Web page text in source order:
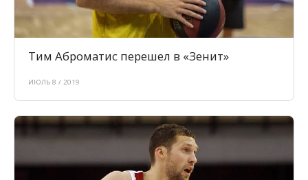
Тим Аброматис перешел в «Зенит»
ИЮЛЬ 8 / 2019